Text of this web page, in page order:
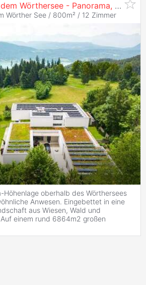
Rückzugsort über dem Wörthersee - Panorama, Ruhe, Weite
Wörther See / 800m² / 12 Zimmer
Höhenlage oberhalb des Wörthersees
Anwesen. Eingebettet in eine
aus Wiesen, Wald und
einem rund 6864m2 großen